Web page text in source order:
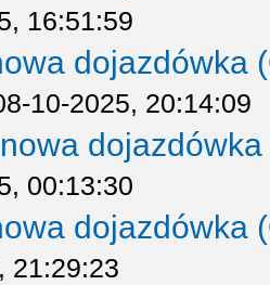
16:51:59
dojazdówka
10-2025, 20:14:09
00:13:30
dojazdówka
21:29:23